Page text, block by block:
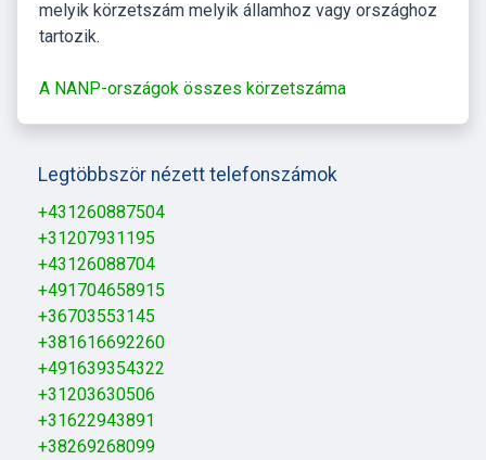
melyik körzetszám melyik államhoz vagy országhoz
tartozik.
A NANP-országok összes körzetszáma
Legtöbbször nézett telefonszámok
+431260887504
+31207931195
+43126088704
+491704658915
+36703553145
+381616692260
+491639354322
+31203630506
+31622943891
+38269268099